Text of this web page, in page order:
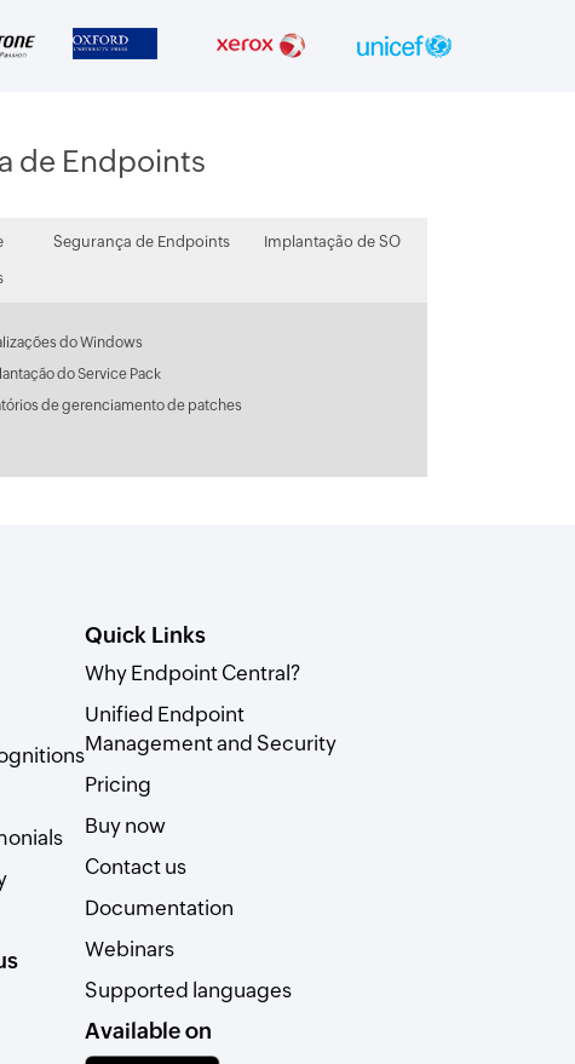
de Endpoints
Segurança de Endpoints Implantação de SO
do Windows
do Service Pack
de gerenciamento de patches
Quick Links
Why Endpoint Central?
Unified Endpoint
Management and Security
Pricing
Buy now
Contact us
Documentation
Webinars
Supported languages
Available on